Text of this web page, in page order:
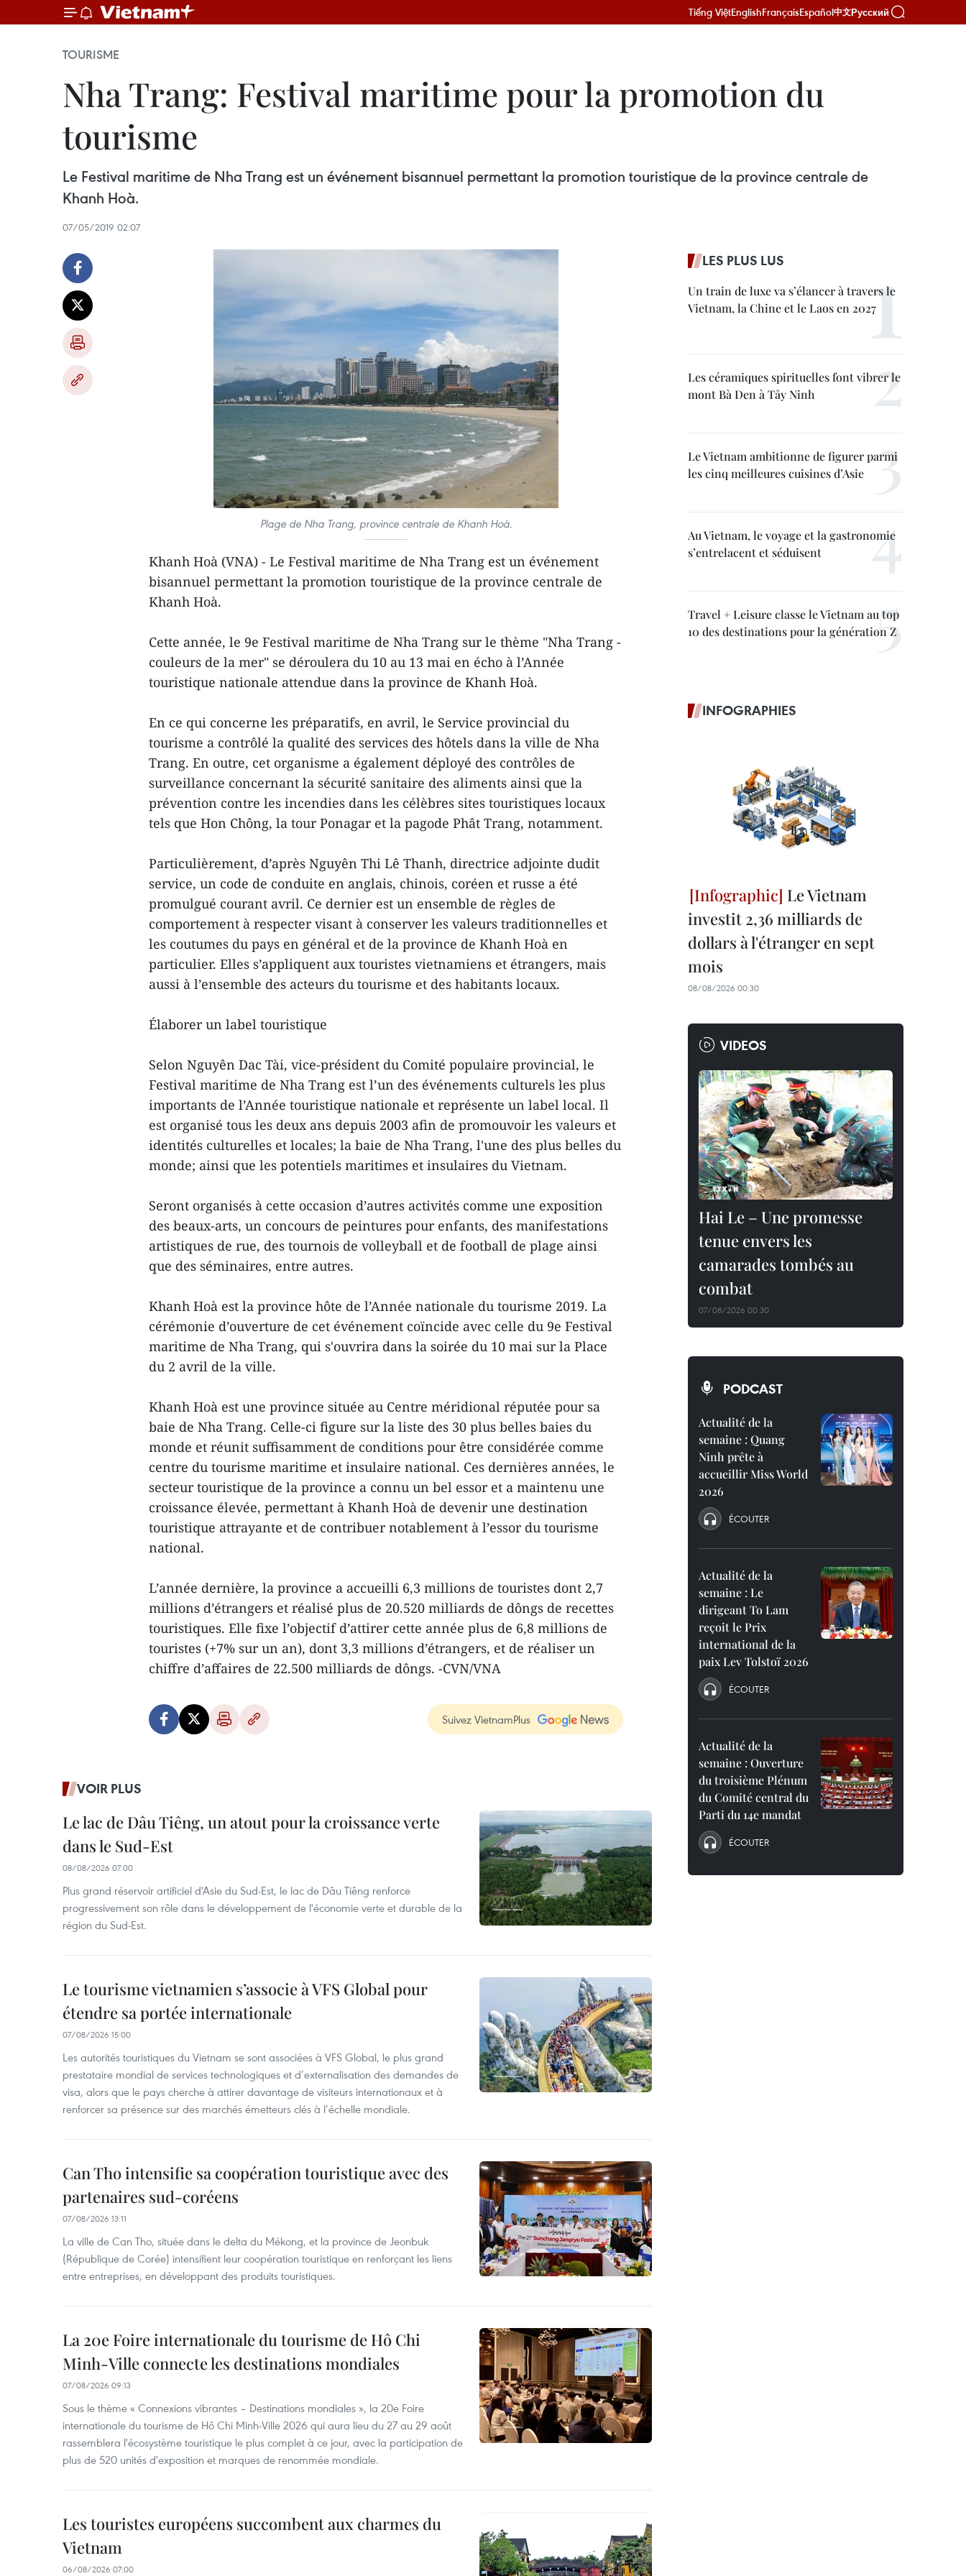
Tiếng ViệtEnglishFrançaisEspañol中文Русский
TOURISME
Nha Trang: Festival maritime pour la promotion du
tourisme
Le Festival maritime de Nha Trang est un événement bisannuel permettant la promotion touristique de la province centrale de
Khanh Hoà.
07/05/2019 02:07
Plage de Nha Trang, province centrale de Khanh Hoà.
Khanh Hoà (VNA) - Le Festival maritime de Nha Trang est un événement
bisannuel permettant la promotion touristique de la province centrale de
Khanh Hoà.
Cette année, le 9e Festival maritime de Nha Trang sur le thème "Nha Trang -
couleurs de la mer" se déroulera du 10 au 13 mai en écho à l’Année
touristique nationale attendue dans la province de Khanh Hoà.
En ce qui concerne les préparatifs, en avril, le Service provincial du
tourisme a contrôlé la qualité des services des hôtels dans la ville de Nha
Trang. En outre, cet organisme a également déployé des contrôles de
surveillance concernant la sécurité sanitaire des aliments ainsi que la
prévention contre les incendies dans les célèbres sites touristiques locaux
tels que Hon Chông, la tour Ponagar et la pagode Phât Trang, notamment.
Particulièrement, d’après Nguyên Thi Lê Thanh, directrice adjointe dudit
service, un code de conduite en anglais, chinois, coréen et russe a été
promulgué courant avril. Ce dernier est un ensemble de règles de
comportement à respecter visant à conserver les valeurs traditionnelles et
les coutumes du pays en général et de la province de Khanh Hoà en
particulier. Elles s’appliquent aux touristes vietnamiens et étrangers, mais
aussi à l’ensemble des acteurs du tourisme et des habitants locaux.
Élaborer un label touristique
Selon Nguyên Dac Tài, vice-président du Comité populaire provincial, le
Festival maritime de Nha Trang est l’un des événements culturels les plus
importants de l’Année touristique nationale et représente un label local. Il
est organisé tous les deux ans depuis 2003 afin de promouvoir les valeurs et
identités culturelles et locales; la baie de Nha Trang, l'une des plus belles du
monde; ainsi que les potentiels maritimes et insulaires du Vietnam.
Seront organisés à cette occasion d’autres activités comme une exposition
des beaux-arts, un concours de peintures pour enfants, des manifestations
artistiques de rue, des tournois de volleyball et de football de plage ainsi
que des séminaires, entre autres.
Khanh Hoà est la province hôte de l’Année nationale du tourisme 2019. La
cérémonie d’ouverture de cet événement coïncide avec celle du 9e Festival
maritime de Nha Trang, qui s'ouvrira dans la soirée du 10 mai sur la Place
du 2 avril de la ville.
Khanh Hoà est une province située au Centre méridional réputée pour sa
baie de Nha Trang. Celle-ci figure sur la liste des 30 plus belles baies du
monde et réunit suffisamment de conditions pour être considérée comme
centre du tourisme maritime et insulaire national. Ces dernières années, le
secteur touristique de la province a connu un bel essor et a maintenu une
croissance élevée, permettant à Khanh Hoà de devenir une destination
touristique attrayante et de contribuer notablement à l’essor du tourisme
national.
L’année dernière, la province a accueilli 6,3 millions de touristes dont 2,7
millions d’étrangers et réalisé plus de 20.520 milliards de dôngs de recettes
touristiques. Elle fixe l’objectif d’attirer cette année plus de 6,8 millions de
touristes (+7% sur un an), dont 3,3 millions d’étrangers, et de réaliser un
chiffre d’affaires de 22.500 milliards de dôngs. -CVN/VNA
Suivez VietnamPlus
VOIR PLUS
Le lac de Dâu Tiêng, un atout pour la croissance verte
dans le Sud-Est
08/08/2026 07:00
Plus grand réservoir artificiel d'Asie du Sud-Est, le lac de Dâu Tiêng renforce
progressivement son rôle dans le développement de l'économie verte et durable de la
région du Sud-Est.
Le tourisme vietnamien s’associe à VFS Global pour
étendre sa portée internationale
07/08/2026 15:00
Les autorités touristiques du Vietnam se sont associées à VFS Global, le plus grand
prestataire mondial de services technologiques et d’externalisation des demandes de
visa, alors que le pays cherche à attirer davantage de visiteurs internationaux et à
renforcer sa présence sur des marchés émetteurs clés à l’échelle mondiale.
Can Tho intensifie sa coopération touristique avec des
partenaires sud-coréens
07/08/2026 13:11
La ville de Can Tho, située dans le delta du Mékong, et la province de Jeonbuk
(République de Corée) intensifient leur coopération touristique en renforçant les liens
entre entreprises, en développant des produits touristiques.
La 20e Foire internationale du tourisme de Hô Chi
Minh-Ville connecte les destinations mondiales
07/08/2026 09:13
Sous le thème « Connexions vibrantes – Destinations mondiales », la 20e Foire
internationale du tourisme de Hô Chi Minh-Ville 2026 qui aura lieu du 27 au 29 août
rassemblera l'écosystème touristique le plus complet à ce jour, avec la participation de
plus de 520 unités d'exposition et marques de renommée mondiale.
Les touristes européens succombent aux charmes du
Vietnam
06/08/2026 07:00
LES PLUS LUS
Un train de luxe va s’élancer à travers le
Vietnam, la Chine et le Laos en 2027
Les céramiques spirituelles font vibrer le
mont Bà Den à Tây Ninh
Le Vietnam ambitionne de figurer parmi
les cinq meilleures cuisines d’Asie
Au Vietnam, le voyage et la gastronomie
s’entrelacent et séduisent
Travel + Leisure classe le Vietnam au top
10 des destinations pour la génération Z
INFOGRAPHIES
Le Vietnam
investit 2,36 milliards de
dollars à l'étranger en sept
mois
08/08/2026 00:30
VIDEOS
Hai Le – Une promesse
tenue envers les
camarades tombés au
combat
07/08/2026 00:30
PODCAST
Actualité de la
semaine : Quang
Ninh prête à
accueillir Miss World
2026
ÉCOUTER
Actualité de la
semaine : Le
dirigeant To Lam
reçoit le Prix
international de la
paix Lev Tolstoï 2026
ÉCOUTER
Actualité de la
semaine : Ouverture
du troisième Plénum
du Comité central du
Parti du 14e mandat
ÉCOUTER